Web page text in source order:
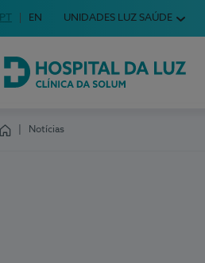
Escolha o seu idioma
Idioma em Português
PT English Language
EN UNIDADES LUZ SAÚDE
Hospital da Luz Clínica da Solum
Notícias